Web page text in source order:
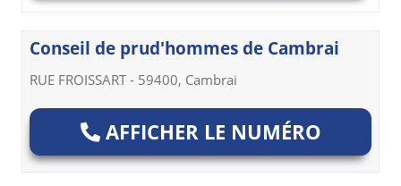
Conseil de prud'hommes de Cambrai
RUE FROISSART - 59400, Cambrai
AFFICHER LE NUMÉRO